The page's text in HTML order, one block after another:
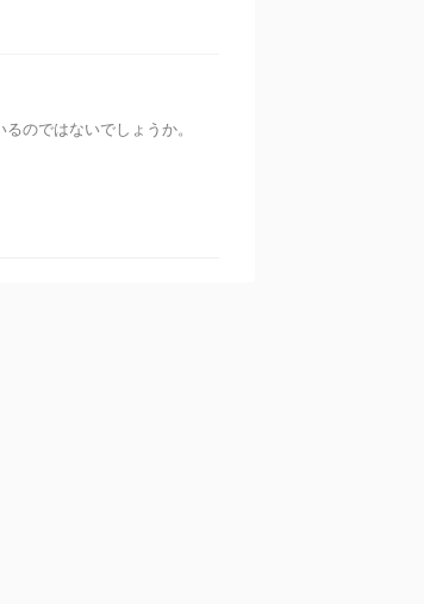
のではないでしょうか。